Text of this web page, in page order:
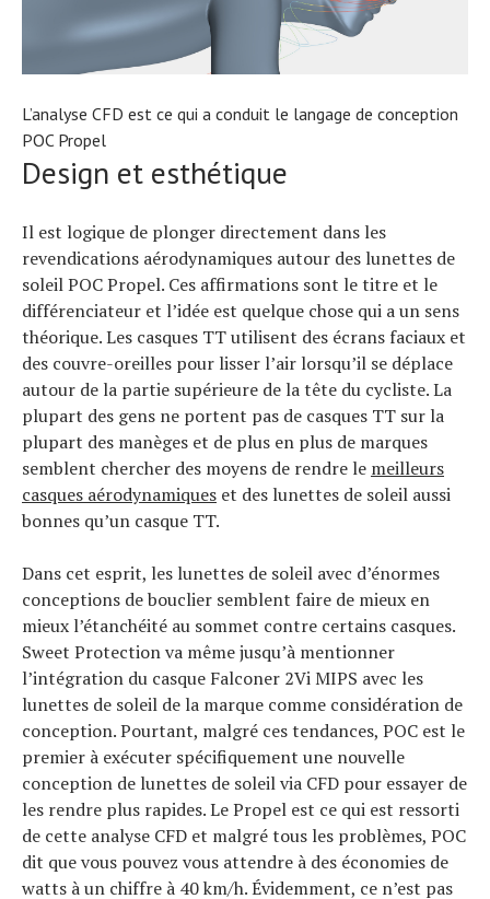
L’analyse CFD est ce qui a conduit le langage de conception
POC Propel
Design et esthétique
Il est logique de plonger directement dans les
revendications aérodynamiques autour des lunettes de
soleil POC Propel. Ces affirmations sont le titre et le
différenciateur et l’idée est quelque chose qui a un sens
théorique. Les casques TT utilisent des écrans faciaux et
des couvre-oreilles pour lisser l’air lorsqu’il se déplace
autour de la partie supérieure de la tête du cycliste. La
plupart des gens ne portent pas de casques TT sur la
plupart des manèges et de plus en plus de marques
semblent chercher des moyens de rendre le meilleurs
casques aérodynamiques et des lunettes de soleil aussi
bonnes qu’un casque TT.
Dans cet esprit, les lunettes de soleil avec d’énormes
conceptions de bouclier semblent faire de mieux en
mieux l’étanchéité au sommet contre certains casques.
Sweet Protection va même jusqu’à mentionner
l’intégration du casque Falconer 2Vi MIPS avec les
lunettes de soleil de la marque comme considération de
conception. Pourtant, malgré ces tendances, POC est le
premier à exécuter spécifiquement une nouvelle
conception de lunettes de soleil via CFD pour essayer de
les rendre plus rapides. Le Propel est ce qui est ressorti
de cette analyse CFD et malgré tous les problèmes, POC
dit que vous pouvez vous attendre à des économies de
watts à un chiffre à 40 km/h. Évidemment, ce n’est pas
Actualités
Technologies
Tests de produits
Conseils
Tendances
Tous nos articles
À propos